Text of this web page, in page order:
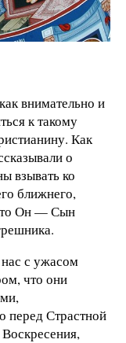
внимательно и
к такому
Как
о
взывать ко
ближнего,
Он — Сын
с ужасом
что они
перед Страстной